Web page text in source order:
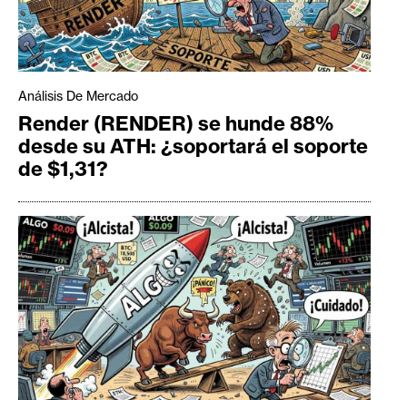
Análisis De Mercado
Render (RENDER) se hunde 88%
desde su ATH: ¿soportará el soporte
de $1,31?